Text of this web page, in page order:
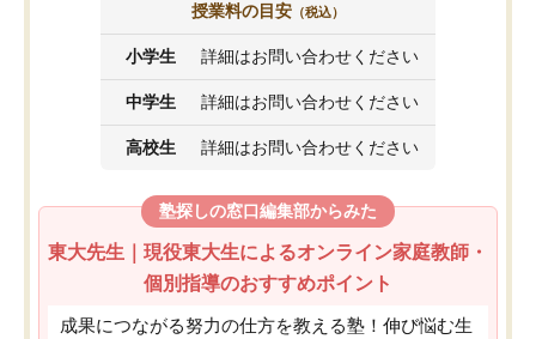
授業料の目安 （税込）
小学生 詳細はお問い合わせください
中学生 詳細はお問い合わせください
高校生 詳細はお問い合わせください
塾探しの窓口編集部からみた
東大先生｜現役東大生によるオンライン家庭教師・
個別指導のおすすめポイント
成果につながる努力の仕方を教える塾！伸び悩む生